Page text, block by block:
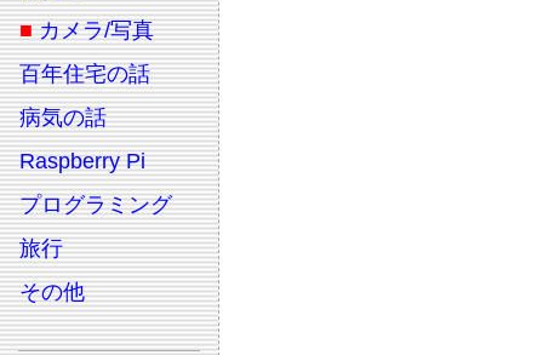
■ カメラ/写真
百年住宅の話
病気の話
Raspberry Pi
プログラミング
旅行
その他